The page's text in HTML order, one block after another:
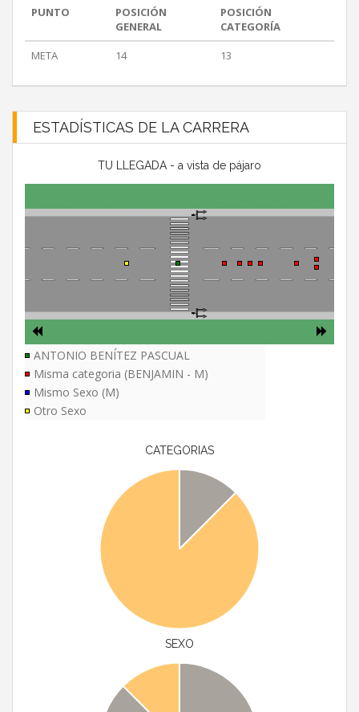
PUNTO
POSICIÓN
GENERAL
POSICIÓN
CATEGORÍA
META
14 13
ESTADÍSTICAS DE LA CARRERA
TU LLEGADA - a vista de pájaro
ANTONIO BENÍTEZ PASCUAL
Misma categoria (BENJAMIN - M)
Mismo Sexo (M)
Otro Sexo
CATEGORIAS
SEXO